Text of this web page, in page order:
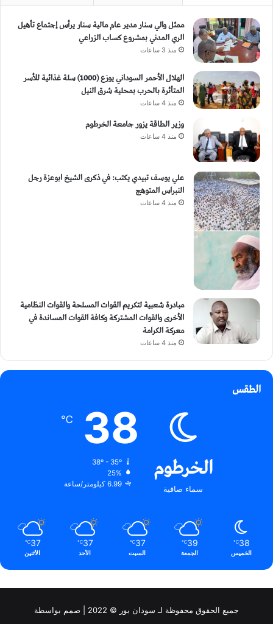
ممثل والي سنار مدير عام مالية سنار يرأس إجتماع تأهيل
الري المدني بمشروع كساب الزراعي
منذ 3 ساعات
الهلال الأحمر السوداني يوزع (1000) سلة غذائية للأسر
المتأثرة بالحرب بمحلية شرق النيل
منذ 4 ساعات
وزير الطاقة يزور جامعة الخرطوم
منذ 4 ساعات
علي يوسف تبيدي يكتب: في ذكرى الشيخ ابوعزة رجل
النبراس المتوهج
منذ 4 ساعات
مبادرة شعبية لتكريم القوات المسلحة والقوات النظامية
الأخرى والقوات المشتركة وكافة القوات المساندة في
معركة الكرامة
منذ 4 ساعات
الطقس
الخرطوم
سماء صافية
38
℃
38º - 35º
25%
6.99 كيلومتر/ساعة
38
℃
الخميس
39
℃
الجمعة
37
℃
السبت
37
℃
الأحد
37
℃
الأثنين
جميع الحقوق محفوظة لـ سودان بور © 2022 | صمم بواسطة